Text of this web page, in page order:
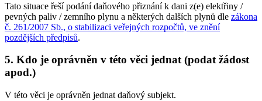
Tato situace řeší podání daňového přiznání k dani z(e) elektřiny /
pevných paliv / zemního plynu a některých dalších plynů dle zákona
č. 261/2007 Sb., o stabilizaci veřejných rozpočtů, ve znění
pozdějších předpisů.
5. Kdo je oprávněn v této věci jednat (podat žádost
apod.)
V této věci je oprávněn jednat daňový subjekt.